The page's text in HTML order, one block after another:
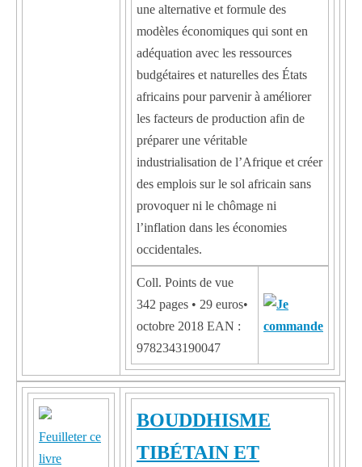
une alternative et formule des
modèles économiques qui sont en
adéquation avec les ressources
budgétaires et naturelles des États
africains pour parvenir à améliorer
les facteurs de production afin de
préparer une véritable
industrialisation de l’Afrique et créer
des emplois sur le sol africain sans
provoquer ni le chômage ni
l’inflation dans les économies
occidentales.
Coll. Points de vue
342 pages • 29 euros•
octobre 2018 EAN :
9782343190047
Feuilleter ce
livre
BOUDDHISME
TIBÉTAIN ET